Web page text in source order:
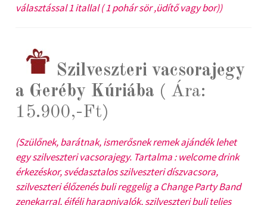
választással 1 itallal ( 1 pohár sör ,üdítő vagy bor))
Szilveszteri vacsorajegy
a Geréby Kúriába ( Ára:
15.900,-Ft)
(Szülőnek, barátnak, ismerősnek remek ajándék lehet
egy szilveszteri vacsorajegy. Tartalma : welcome drink
érkezéskor, svédasztalos szilveszteri díszvacsora,
szilveszteri élőzenés buli reggelig a Change Party Band
zenekarral, éjféli harapnivalók, szilveszteri buli teljes